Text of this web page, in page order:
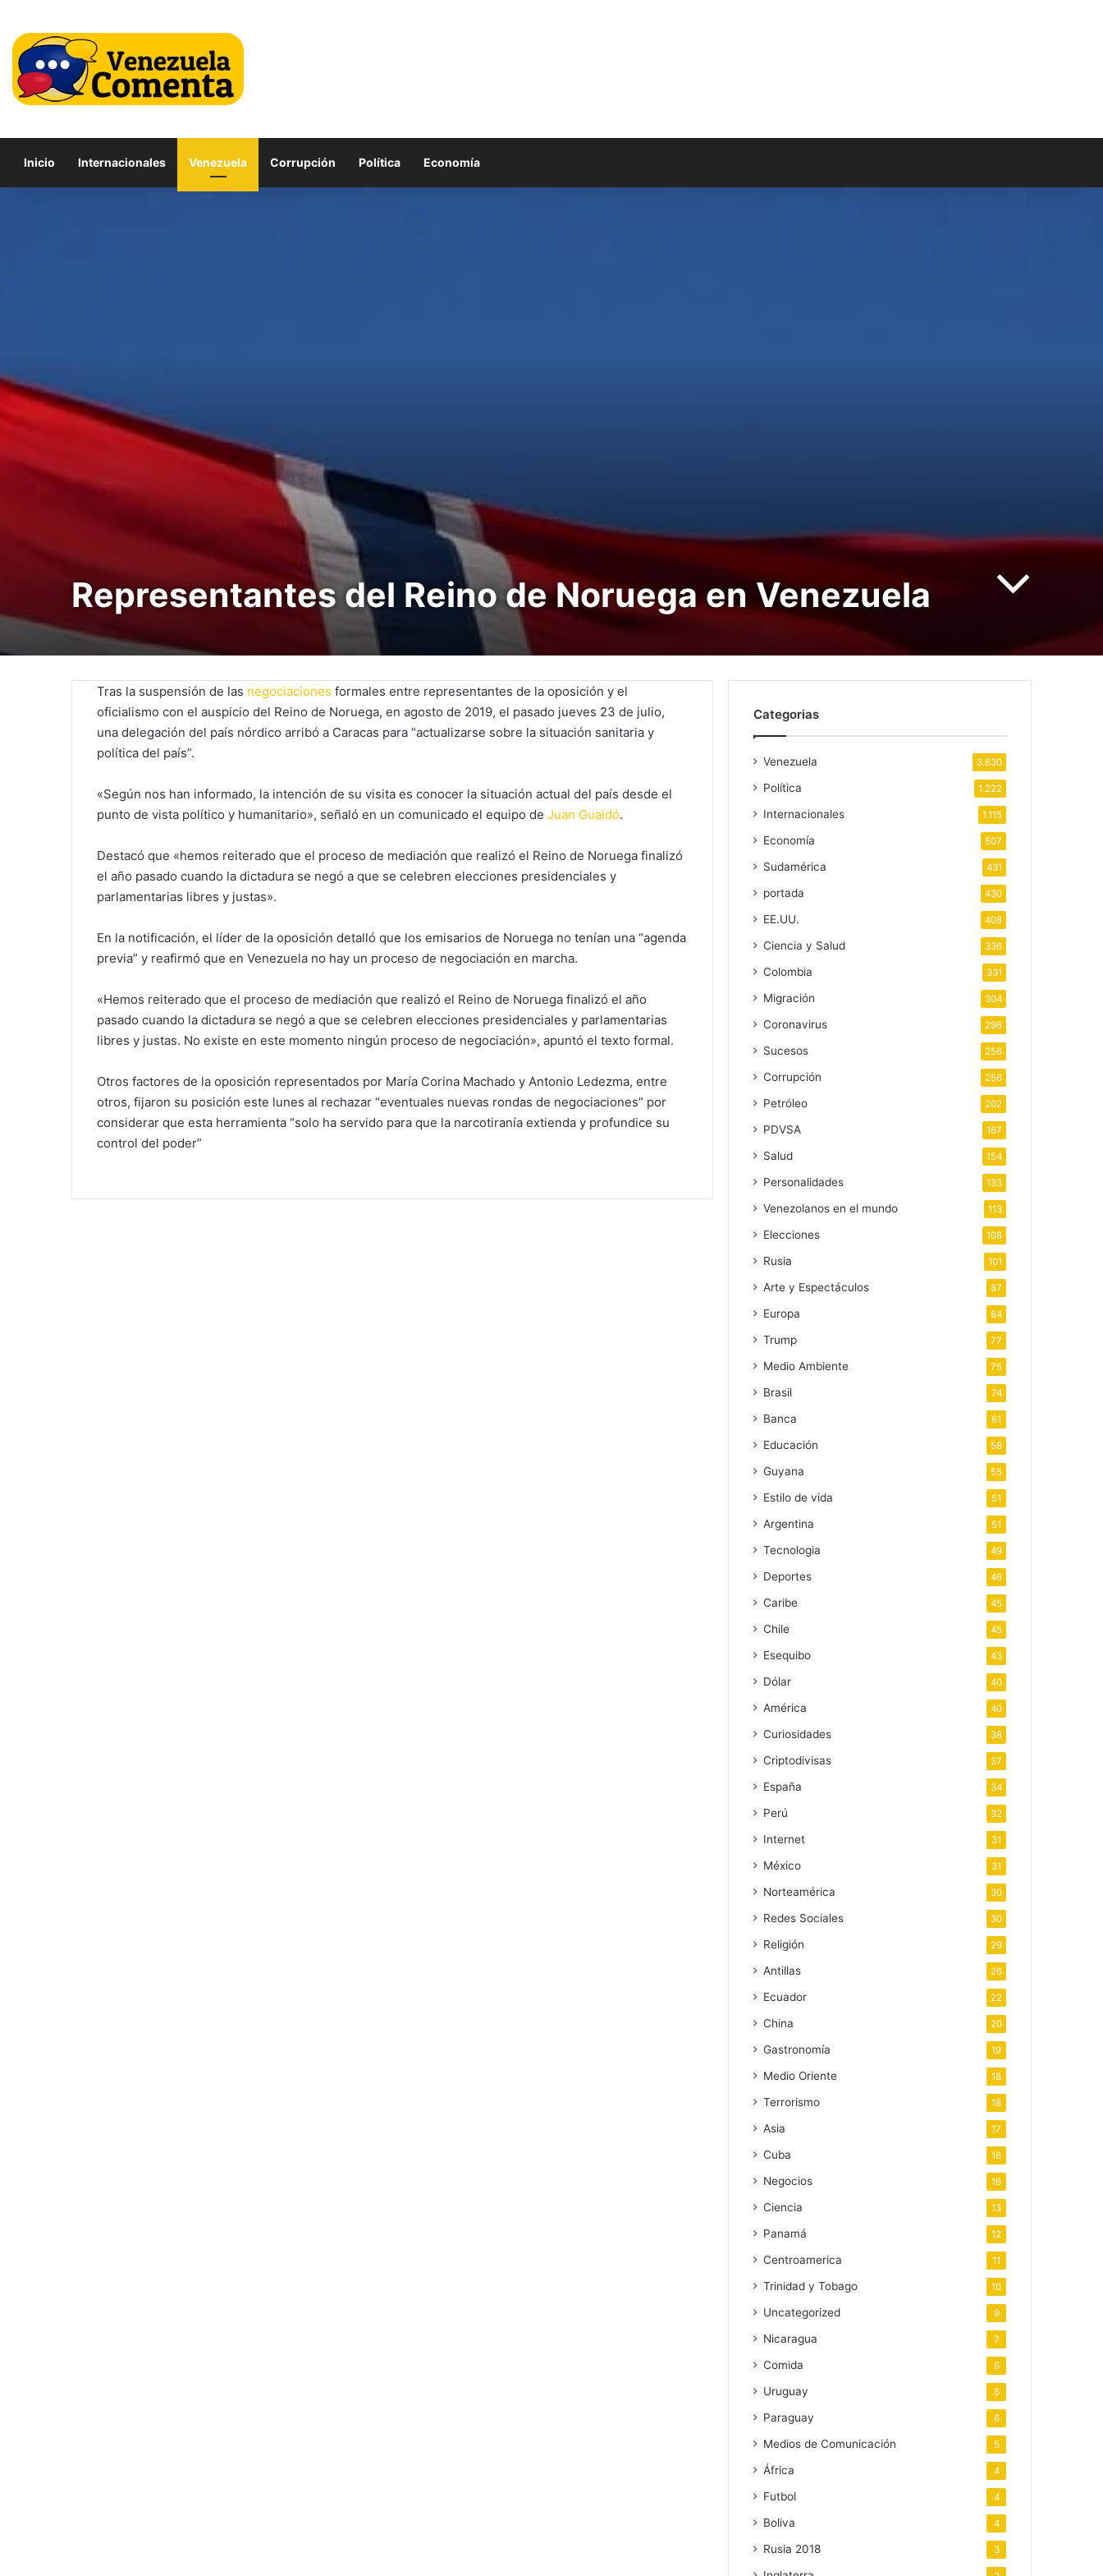
Inicio Internacionales Venezuela Corrupción Política Economía
Representantes del Reino de Noruega en Venezuela
Tras la suspensión de las negociaciones formales entre representantes de la oposición y el
oficialismo con el auspicio del Reino de Noruega, en agosto de 2019, el pasado jueves 23 de julio,
una delegación del país nórdico arribó a Caracas para “actualizarse sobre la situación sanitaria y
política del país”.
«Según nos han informado, la intención de su visita es conocer la situación actual del país desde el
punto de vista político y humanitario», señaló en un comunicado el equipo de Juan Guaidó.
Destacó que «hemos reiterado que el proceso de mediación que realizó el Reino de Noruega finalizó
el año pasado cuando la dictadura se negó a que se celebren elecciones presidenciales y
parlamentarias libres y justas».
En la notificación, el líder de la oposición detalló que los emisarios de Noruega no tenían una “agenda
previa” y reafirmó que en Venezuela no hay un proceso de negociación en marcha.
«Hemos reiterado que el proceso de mediación que realizó el Reino de Noruega finalizó el año
pasado cuando la dictadura se negó a que se celebren elecciones presidenciales y parlamentarias
libres y justas. No existe en este momento ningún proceso de negociación», apuntó el texto formal.
Otros factores de la oposición representados por María Corina Machado y Antonio Ledezma, entre
otros, fijaron su posición este lunes al rechazar “eventuales nuevas rondas de negociaciones” por
considerar que esta herramienta “solo ha servido para que la narcotiranía extienda y profundice su
control del poder”
Categorias
Venezuela 3.630
Política 1.222
Internacionales 1.115
Economía 507
Sudamérica 431
portada 430
EE.UU. 408
Ciencia y Salud 336
Colombia 331
Migración 304
Coronavirus 296
Sucesos 256
Corrupción 256
Petróleo 202
PDVSA 167
Salud 154
Personalidades 133
Venezolanos en el mundo 113
Elecciones 108
Rusia 101
Arte y Espectáculos 87
Europa 84
Trump 77
Medio Ambiente 75
Brasil 74
Banca 61
Educación 58
Guyana 55
Estilo de vida 51
Argentina 51
Tecnologia 49
Deportes 46
Caribe 45
Chile 45
Esequibo 43
Dólar 40
América 40
Curiosidades 38
Criptodivisas 37
España 34
Perú 32
Internet 31
México 31
Norteamérica 30
Redes Sociales 30
Religión 29
Antillas 26
Ecuador 22
China 20
Gastronomía 19
Medio Oriente 18
Terrorismo 18
Asia 17
Cuba 16
Negocios 16
Ciencia 13
Panamá 12
Centroamerica 11
Trinidad y Tobago 10
Uncategorized 9
Nicaragua 7
Comida 6
Uruguay 6
Paraguay 6
Medios de Comunicación 5
África 4
Futbol 4
Boliva 4
Rusia 2018 3